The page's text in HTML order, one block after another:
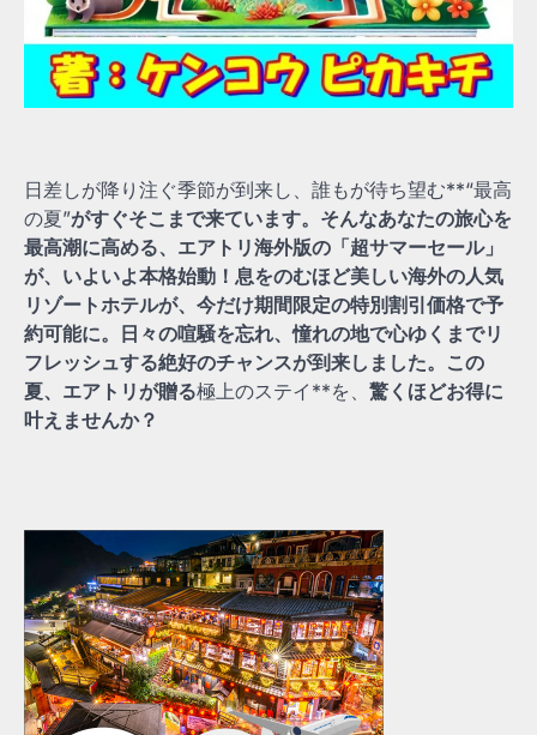
日差しが降り注ぐ季節が到来し、誰もが待ち望む**“最高
の夏”がすぐそこまで来ています。そんなあなたの旅心を
最高潮に高める、エアトリ海外版の「超サマーセール」
が、いよいよ本格始動！息をのむほど美しい海外の人気
リゾートホテルが、今だけ期間限定の特別割引価格で予
約可能に。日々の喧騒を忘れ、憧れの地で心ゆくまでリ
フレッシュする絶好のチャンスが到来しました。この
夏、エアトリが贈る極上のステイ**を、 驚くほどお得に
叶えませんか？